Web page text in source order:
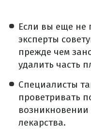
Если вы еще не
эксперты
прежде чем
удалить часть
Специалисты
проветривать
лекарства.